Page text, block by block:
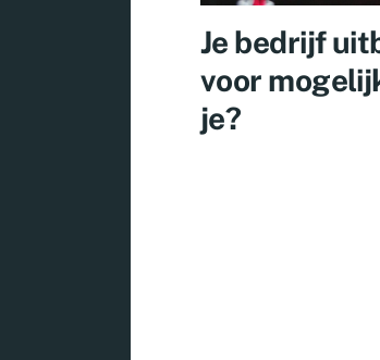
Je bedrijf
voor
je?